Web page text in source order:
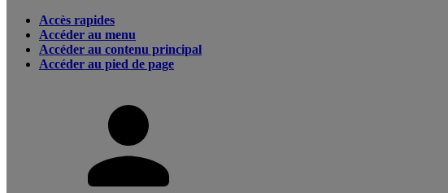
Accès rapides
Accéder au menu
Accéder au contenu principal
Accéder au pied de page